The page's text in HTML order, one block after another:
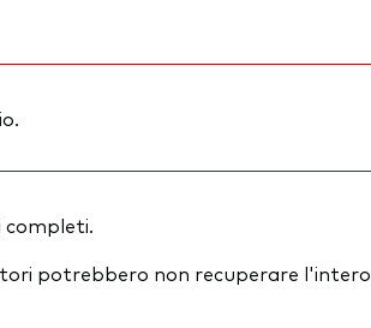
completi.
potrebbero non recuperare l'intero